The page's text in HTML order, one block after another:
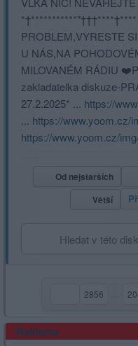
PROBLEM,VYRESTE
U NÁS,NA
MILOVANÉM RÁDIU
zakladatelka diskuze-
27.2.2025* ... https://
... https://www.yoom.cz/
https://www.yoom.cz/
Od nejstarších
Větší
2856
Reklama